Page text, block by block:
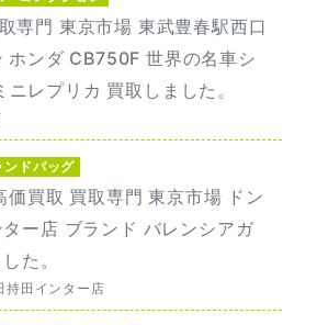
専門 東京市場 東武豊春駅西口
ホンダ CB750F 世界の名車シ
レプリカ 買取しました。
ンドバッグ
価買取 買取専門 東京市場 ドン
ー店 ブランド バレンシアガ
た。
持田インター店